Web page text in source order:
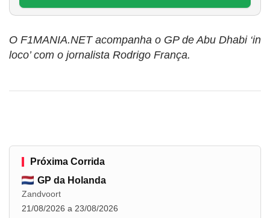
O F1MANIA.NET acompanha o GP de Abu Dhabi ‘in
loco’ com o jornalista Rodrigo França.
Próxima Corrida
GP da Holanda
Zandvoort
21/08/2026 a 23/08/2026